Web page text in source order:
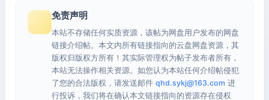
免责声明
本站不存储任何实质资源，该帖为网盘用户发布的网盘
链接介绍帖。本文内所有链接指向的云盘网盘资源，其
版权归版权方所有！其实际管理权为帖子发布者所有，
本站无法操作相关资源。如您认为本站任何介绍帖侵犯
了您的合法版权，请发送邮件 qhd.sykj@163.com 进
行投诉，我们将在确认本文链接指向的资源存在侵权